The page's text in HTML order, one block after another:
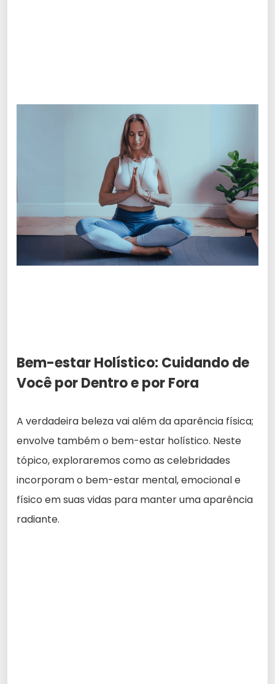
Bem-estar Holístico: Cuidando de
Você por Dentro e por Fora
A verdadeira beleza vai além da aparência física;
envolve também o bem-estar holístico. Neste
tópico, exploraremos como as celebridades
incorporam o bem-estar mental, emocional e
físico em suas vidas para manter uma aparência
radiante.